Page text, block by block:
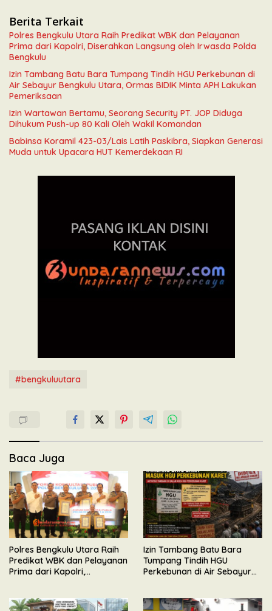
Berita Terkait
Polres Bengkulu Utara Raih Predikat WBK dan Pelayanan
Prima dari Kapolri, Diserahkan Langsung oleh Irwasda Polda
Bengkulu
Izin Tambang Batu Bara Tumpang Tindih HGU Perkebunan di
Air Sebayur Bengkulu Utara, Ormas BIDIK Minta APH Lakukan
Pemeriksaan
Izin Wartawan Bertamu, Seorang Security PT. JOP Diduga
Dihukum Push-up 80 Kali Oleh Wakil Komandan
Babinsa Koramil 423-03/Lais Latih Paskibra, Siapkan Generasi
Muda untuk Upacara HUT Kemerdekaan RI
#bengkuluutara
Baca Juga
Polres Bengkulu Utara Raih
Predikat WBK dan Pelayanan
Prima dari Kapolri,
Izin Tambang Batu Bara
Tumpang Tindih HGU
Perkebunan di Air Sebayur
Pemeriksaan